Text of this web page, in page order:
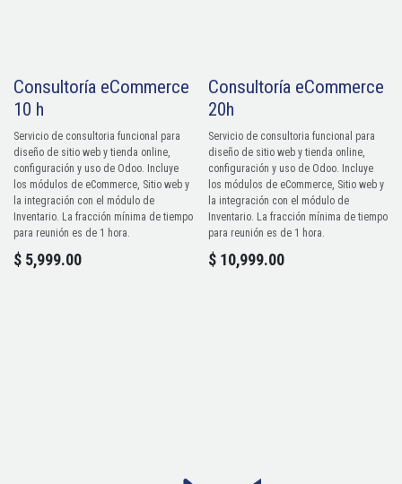
Consultoría eCommerce
10 h
Servicio de consultoria funcional para
diseño de sitio web y tienda online,
configuración y uso de Odoo. Incluye
los módulos de eCommerce, Sitio web y
la integración con el módulo de
Inventario. La fracción mínima de tiempo
para reunión es de 1 hora.
$ 5,999.00
Consultoría eCommerce
20h
Servicio de consultoria funcional para
diseño de sitio web y tienda online,
configuración y uso de Odoo. Incluye
los módulos de eCommerce, Sitio web y
la integración con el módulo de
Inventario. La fracción mínima de tiempo
para reunión es de 1 hora.
$ 10,999.00